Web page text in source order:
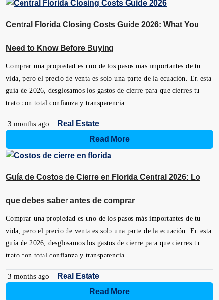
Central Florida Closing Costs Guide 2026: What You
Need to Know Before Buying
Comprar una propiedad es uno de los pasos más importantes de tu
vida, pero el precio de venta es solo una parte de la ecuación. En esta
guía de 2026, desglosamos los gastos de cierre para que cierres tu
trato con total confianza y transparencia.
3 months ago
Real Estate
Read More
Guía de Costos de Cierre en Florida Central 2026: Lo
que debes saber antes de comprar
Comprar una propiedad es uno de los pasos más importantes de tu
vida, pero el precio de venta es solo una parte de la ecuación. En esta
guía de 2026, desglosamos los gastos de cierre para que cierres tu
trato con total confianza y transparencia.
3 months ago
Real Estate
Read More